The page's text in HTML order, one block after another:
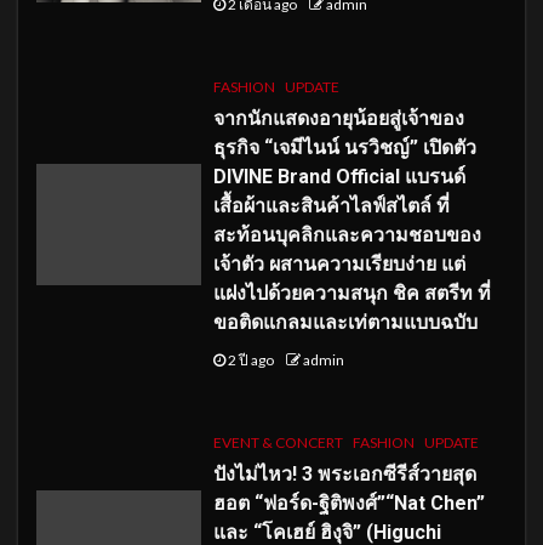
2 เดือน ago admin
FASHION UPDATE
จากนักแสดงอายุน้อยสู่เจ้าของ
ธุรกิจ “เจมีไนน์ นรวิชญ์” เปิดตัว
DIVINE Brand Official แบรนด์
เสื้อผ้าและสินค้าไลฟ์สไตล์ ที่
สะท้อนบุคลิกและความชอบของ
เจ้าตัว ผสานความเรียบง่าย แต่
แฝงไปด้วยความสนุก ชิค สตรีท ที่
ขอติดแกลมและเท่ตามแบบฉบับ
2 ปี ago admin
EVENT & CONCERT FASHION UPDATE
ปังไม่ไหว! 3 พระเอกซีรีส์วายสุด
ฮอต “ฟอร์ด-ฐิติพงศ์”“Nat Chen”
และ “โคเฮย์ ฮิงุจิ” (Higuchi